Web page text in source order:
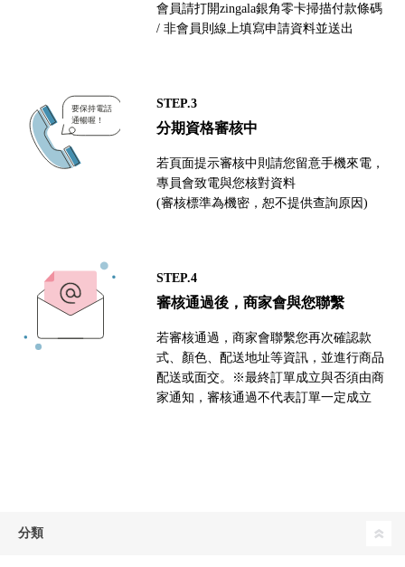
會員請打開zingala銀角零卡掃描付款條碼
/ 非會員則線上填寫申請資料並送出
STEP.3
分期資格審核中
若頁面提示審核中則請您留意手機來電，
專員會致電與您核對資料
(審核標準為機密，恕不提供查詢原因)
STEP.4
審核通過後，商家會與您聯繫
若審核通過，商家會聯繫您再次確認款
式、顏色、配送地址等資訊，並進行商品
配送或面交。※最終訂單成立與否須由商
家通知，審核通過不代表訂單一定成立
分類